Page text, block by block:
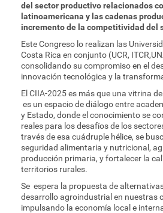
del sector productivo relacionados
latinoamericana y las cadenas
incremento de la competitividad del
Este Congreso lo realizan las
Costa Rica en conjunto (UCR,
consolidando su compromiso en el
innovación tecnológica y la
El CIIA-2025 es más que una vitrina
es un espacio de diálogo entre
y Estado, donde el conocimiento se
reales para los desafíos de los
través de esa cuádruple hélice, se
seguridad alimentaria y nutricional,
producción primaria, y fortalecer la
territorios rurales.
Se espera la propuesta de
desarrollo agroindustrial en nuestras
impulsando la economía local e